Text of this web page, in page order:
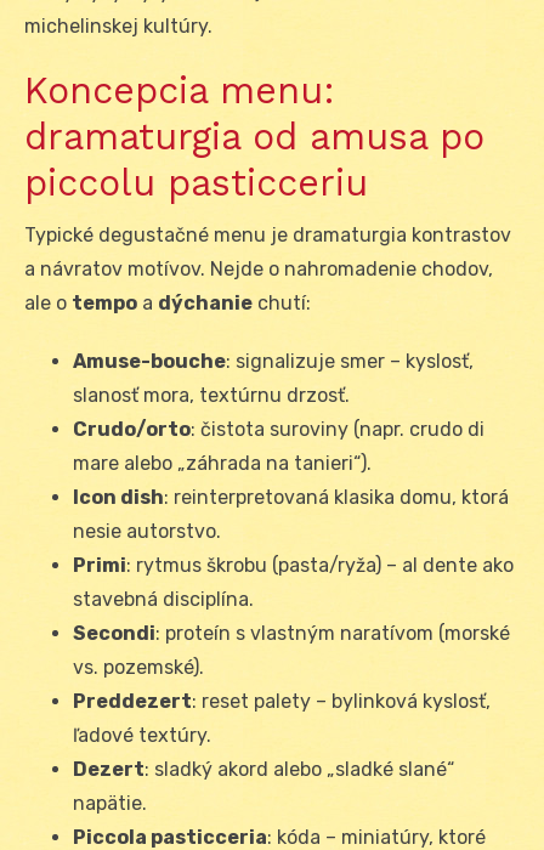
michelinskej kultúry.
Koncepcia menu:
dramaturgia od amusa po
piccolu pasticceriu
Typické degustačné menu je dramaturgia kontrastov
a návratov motívov. Nejde o nahromadenie chodov,
ale o tempo a dýchanie chutí:
Amuse-bouche: signalizuje smer – kyslosť,
slanosť mora, textúrnu drzosť.
Crudo/orto: čistota suroviny (napr. crudo di
mare alebo „záhrada na tanieri“).
Icon dish: reinterpretovaná klasika domu, ktorá
nesie autorstvo.
Primi: rytmus škrobu (pasta/ryža) – al dente ako
stavebná disciplína.
Secondi: proteín s vlastným naratívom (morské
vs. pozemské).
Preddezert: reset palety – bylinková kyslosť,
ľadové textúry.
Dezert: sladký akord alebo „sladké slané“
napätie.
Piccola pasticceria: kóda – miniatúry, ktoré